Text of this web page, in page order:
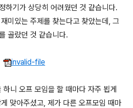
하기가 상당히 어려웠던 것 같습니다.
미있는 주제를 찾는다고 찾았는데, 그
골랐던 것 같습니다.
invalid-file
니 오프 모임을 할 때마다 자주 뵙게
맞아주셨고, 제가 다른 오프모임 때마